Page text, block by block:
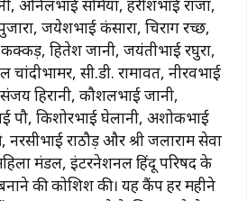
अनिलभाई सोमैया, हरीशभाई राजा,
जयेशभाई कंसारा, चिराग रच्छ,
कक्कड़, हितेश जानी, जयंतीभाई रघुरा,
सी.डी. रामावत, नीरवभाई
हिरानी, ​​कौशलभाई जानी,
पौ, किशोरभाई घेलानी, अशोकभाई
राठौड़ और श्री जलाराम सेवा
मंडल, इंटरनेशनल हिंदू परिषद के
की कोशिश की। यह कैंप हर महीने